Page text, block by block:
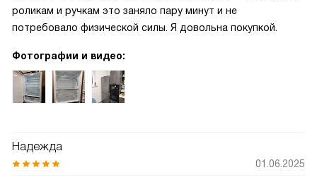
роликам и ручкам это заняло пару минут и не
потребовало физической силы. Я довольна покупкой.
Фотографии и видео:
Надежда
01.06.2025